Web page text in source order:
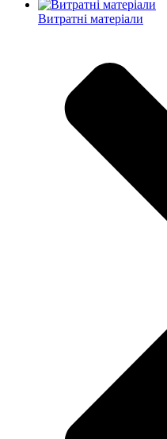
Витратні матеріали